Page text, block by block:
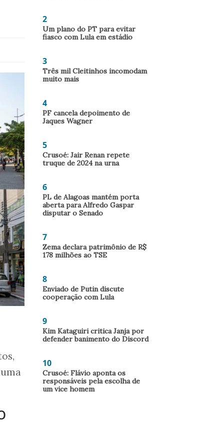
2
Um plano do PT para evitar
fiasco com Lula em estádio
3
Três mil Cleitinhos incomodam
muito mais
4
PF cancela depoimento de
Jaques Wagner
5
Crusoé: Jair Renan repete
truque de 2024 na urna
6
PL de Alagoas mantém porta
aberta para Alfredo Gaspar
disputar o Senado
7
Zema declara patrimônio de R$
178 milhões ao TSE
8
Enviado de Putin discute
cooperação com Lula
9
Kim Kataguiri critica Janja por
defender banimento do Discord
10
Crusoé: Flávio aponta os
responsáveis pela escolha de
um vice homem